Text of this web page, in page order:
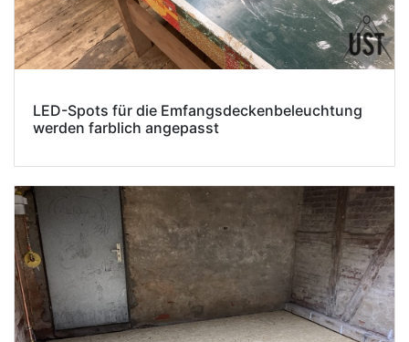
LED-Spots für die Emfangsdeckenbeleuchtung
werden farblich angepasst